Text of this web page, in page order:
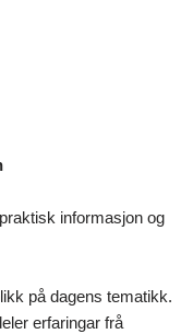
informasjon og
på dagens tematikk.
erfaringar frå